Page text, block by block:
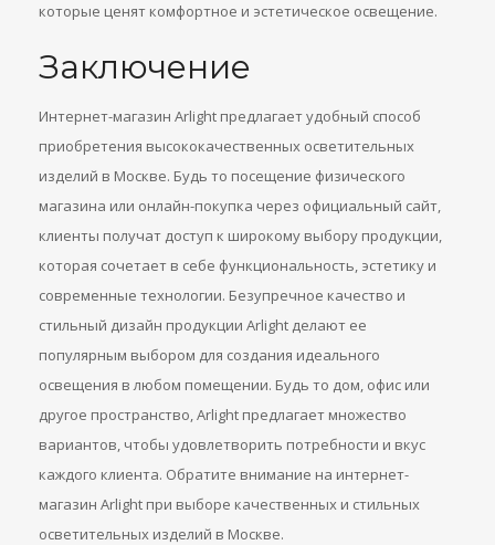
которые ценят комфортное и эстетическое освещение.
Заключение
Интернет-магазин Arlight предлагает удобный способ
приобретения высококачественных осветительных
изделий в Москве. Будь то посещение физического
магазина или онлайн-покупка через официальный сайт,
клиенты получат доступ к широкому выбору продукции,
которая сочетает в себе функциональность, эстетику и
современные технологии. Безупречное качество и
стильный дизайн продукции Arlight делают ее
популярным выбором для создания идеального
освещения в любом помещении. Будь то дом, офис или
другое пространство, Arlight предлагает множество
вариантов, чтобы удовлетворить потребности и вкус
каждого клиента. Обратите внимание на интернет-
магазин Arlight при выборе качественных и стильных
осветительных изделий в Москве.